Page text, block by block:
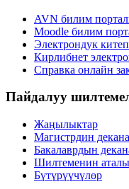
AVN билим
Moodle билим
Электрондук
Кирлибнет
Справка онлайн
Пайдалуу
Жаңылыктар
Магистрдин
Бакалаврдын
Шилтеменин
Бүтүрүүчүлөр